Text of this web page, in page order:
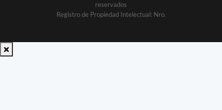
reservados
Registro de Propiedad Intelectual: Nro.